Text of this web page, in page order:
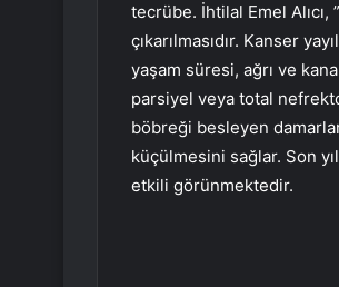
tecrübe. İhtilal Emel
çıkarılmasıdır. Kanser
yaşam süresi, ağrı ve
parsiyel veya total
böbreği besleyen
küçülmesini sağlar. Son
etkili görünmektedir.